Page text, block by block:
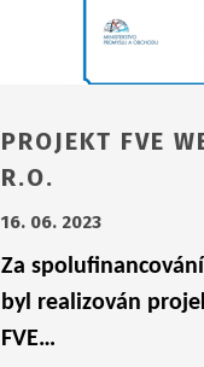
PROJEKT FVE
R.O.
16. 06. 2023
Za
byl realizován
FVE…